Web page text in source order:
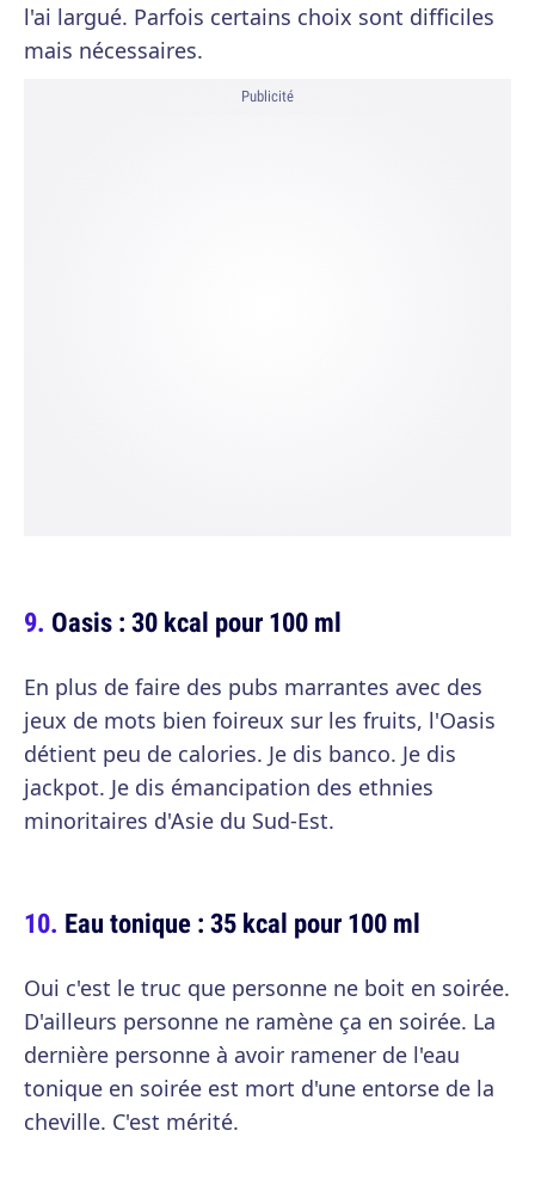
l'ai largué. Parfois certains choix sont difficiles
mais nécessaires.
Publicité
Oasis : 30 kcal pour 100 ml
En plus de faire des pubs marrantes avec des
jeux de mots bien foireux sur les fruits, l'Oasis
détient peu de calories. Je dis banco. Je dis
jackpot. Je dis émancipation des ethnies
minoritaires d'Asie du Sud-Est.
Eau tonique : 35 kcal pour 100 ml
Oui c'est le truc que personne ne boit en soirée.
D'ailleurs personne ne ramène ça en soirée. La
dernière personne à avoir ramener de l'eau
tonique en soirée est mort d'une entorse de la
cheville. C'est mérité.